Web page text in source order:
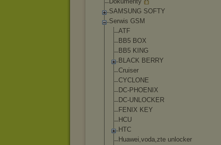
SAMSUNG SOFTY
Serwis GSM
ATF
BB5 BOX
BB5 KING
BLACK BERRY
Cruiser
CYCLONE
DC-PHOENIX
DC-UNLOCKER
FENIX KEY
HCU
HTC
Huawei,voda,zte unlocker